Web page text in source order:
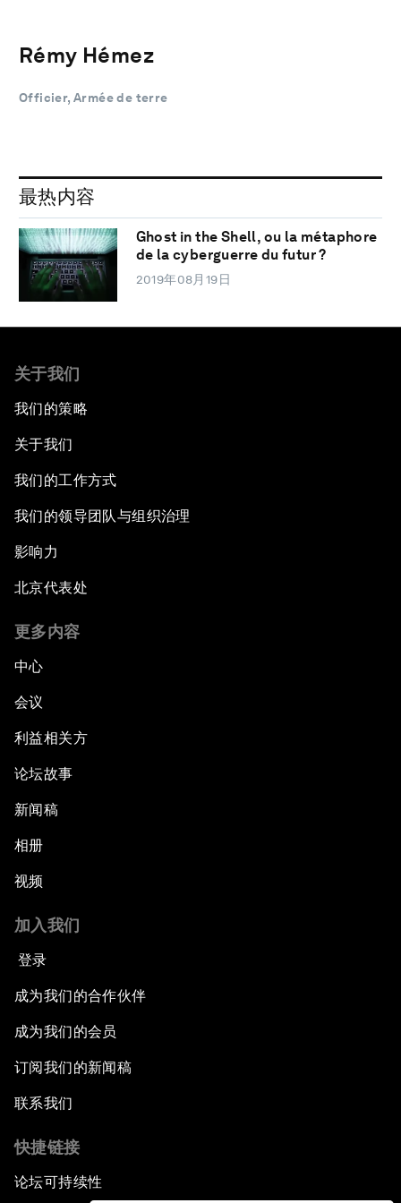
Rémy Hémez
Officier, Armée de terre
最热内容
Ghost in the Shell, ou la métaphore
de la cyberguerre du futur ?
2019年08月19日
关于我们
我们的策略
关于我们
我们的工作方式
我们的领导团队与组织治理
影响力
北京代表处
更多内容
中心
会议
利益相关方
论坛故事
新闻稿
相册
视频
加入我们
登录
成为我们的合作伙伴
成为我们的会员
订阅我们的新闻稿
联系我们
快捷链接
论坛可持续性